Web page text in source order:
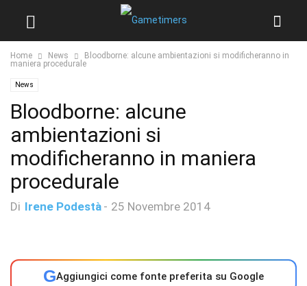
Home News
Bloodborne: alcune ambientazioni si modificheranno in
maniera procedurale
News
Bloodborne: alcune
ambientazioni si
modificheranno in maniera
procedurale
Di Irene Podestà - 25 Novembre 2014
GAggiungici come fonte preferita su Google